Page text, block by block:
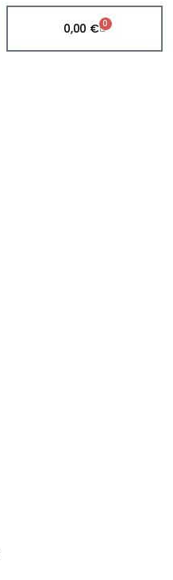
0,00 € 0